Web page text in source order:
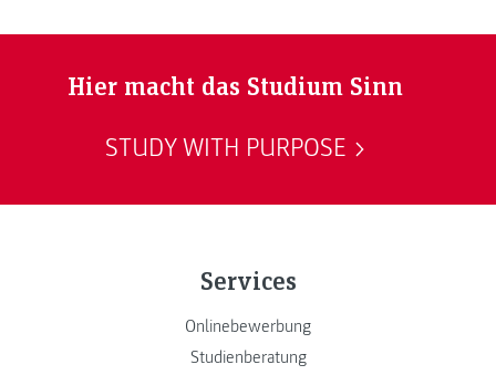
Hier macht das Studium Sinn
STUDY WITH PURPOSE
Services
Onlinebewerbung
Studienberatung